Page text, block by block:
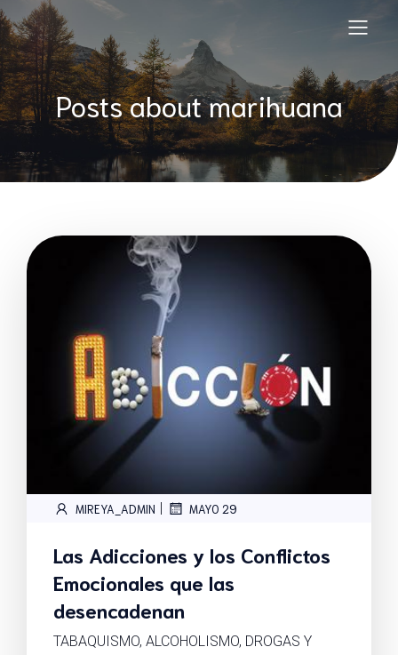
Posts about marihuana
MIREYA_ADMIN | MAYO 29
Las Adicciones y los Conflictos
Emocionales que las
desencadenan
TABAQUISMO, ALCOHOLISMO, DROGAS Y